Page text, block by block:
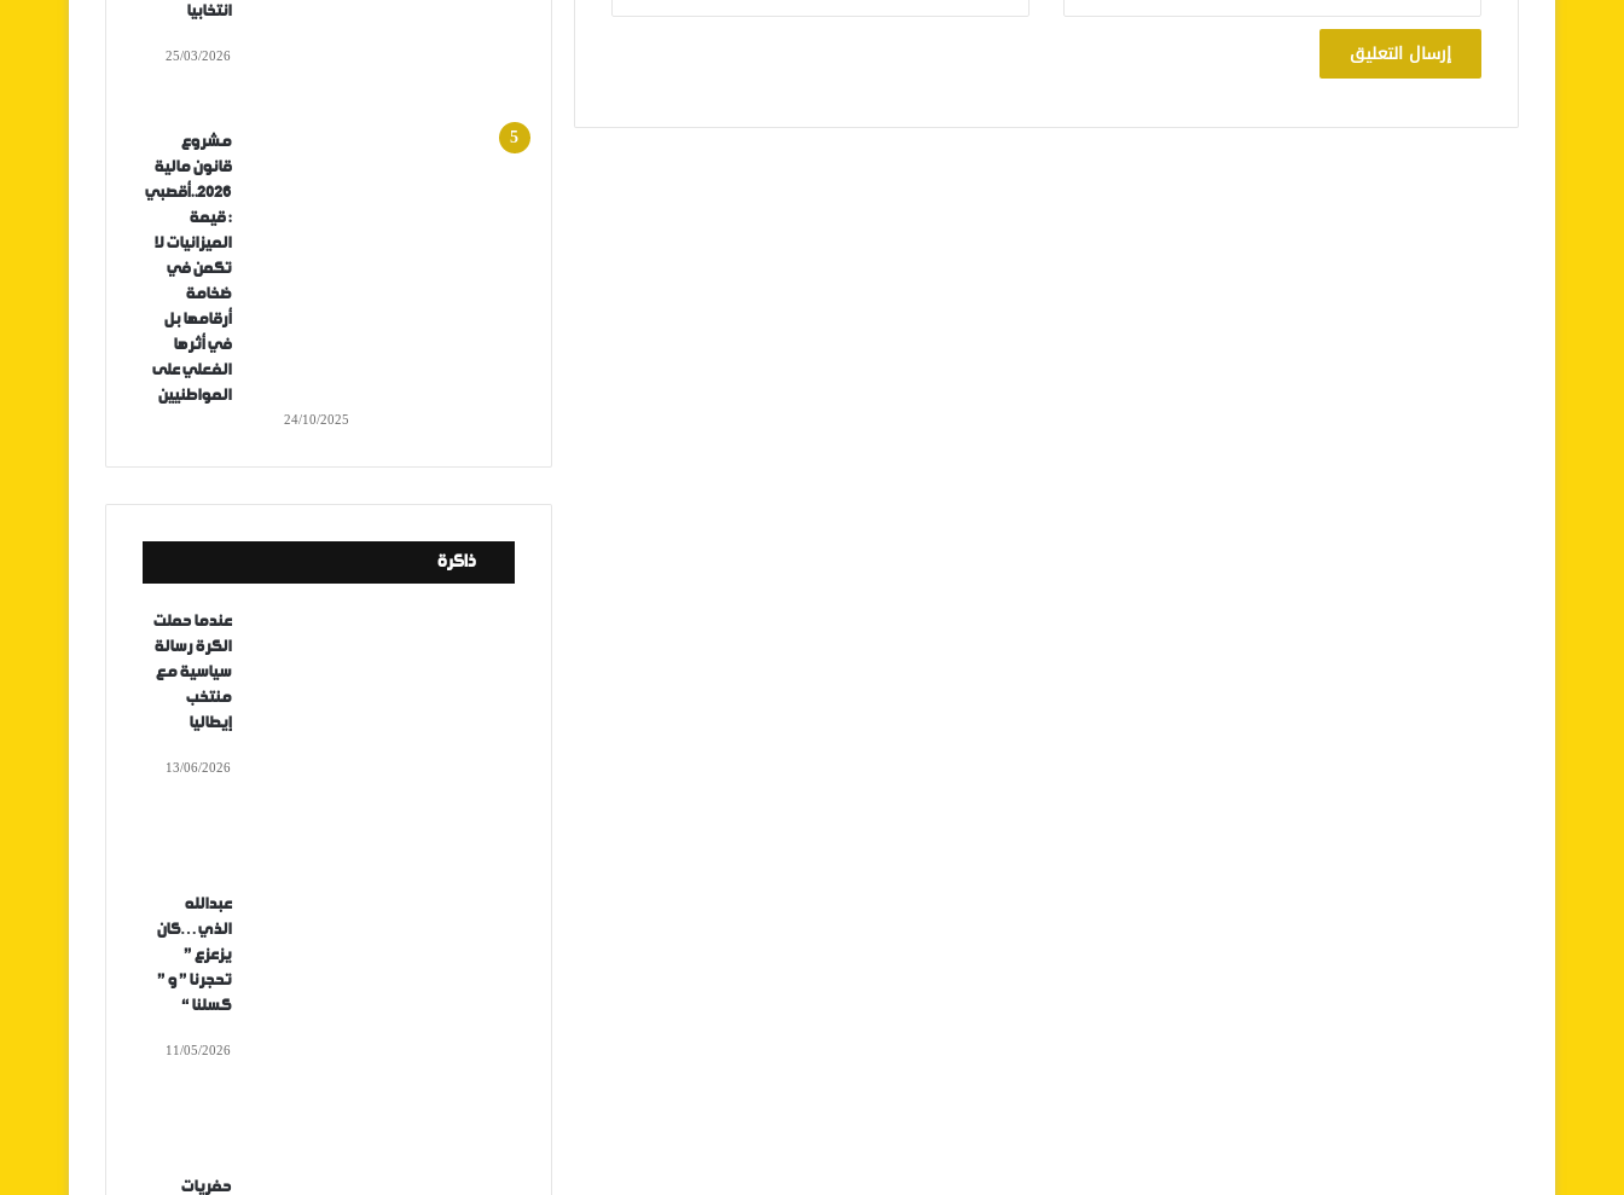
انتخابيا
25/03/2026
مشروع
قانون مالية
2026..أقصبي
: قيمة
الميزانيات لا
تكمن في
ضخامة
أرقامها بل
في أثرها
الفعلي على
المواطنيين
24/10/2025
ذاكرة
عندما حملت
الكرة رسالة
سياسية مع
منتخب
إيطاليا
13/06/2026
عبدالله
الذي…كان
يزعزع ”
تحجرنا ” و ”
كسلنا “
11/05/2026
حفريات